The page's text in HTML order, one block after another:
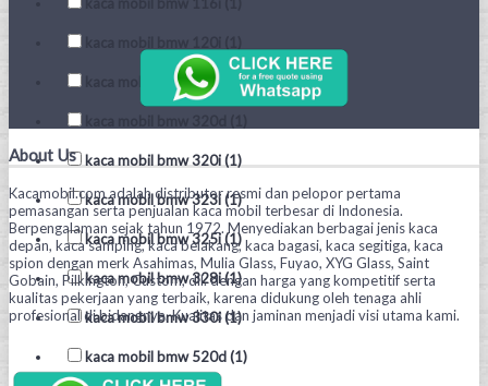
kaca mobil bmw 318i (1)
kaca mobil bmw 320i (1)
kaca mobil bmw 323i (1)
kaca mobil bmw 325i (1)
kaca mobil bmw 328i (1)
kaca mobil bmw 330i (1)
kaca mobil bmw 520d (1)
About Us
Kacamobil.com adalah distributor resmi dan pelopor pertama
pemasangan serta penjualan kaca mobil terbesar di Indonesia.
Berpengalaman sejak tahun 1972. Menyediakan berbagai jenis kaca
depan, kaca samping, kaca belakang, kaca bagasi, kaca segitiga, kaca
spion dengan merk Asahimas, Mulia Glass, Fuyao, XYG Glass, Saint
Gobain, Pilkington, Custom, dll. dengan harga yang kompetitif serta
kualitas pekerjaan yang terbaik, karena didukung oleh tenaga ahli
profesional di bidangnya. Kualitas dan jaminan menjadi visi utama kami.